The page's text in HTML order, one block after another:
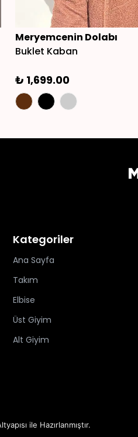
Meryemcenin Dolabı
Buklet Kaban
₺ 1,699.00
Kategoriler
Ana Sayfa
Takım
Elbise
Üst Giyim
Alt Giyim
ile Hazırlanmıştır.